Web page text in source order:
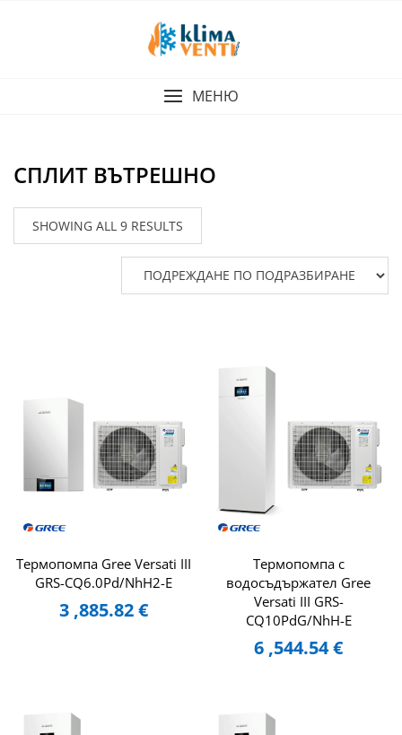
МЕНЮ
СПЛИТ ВЪТРЕШНО
SHOWING ALL 9 RESULTS
Tермопомпа Gree Versati III
GRS-CQ6.0Pd/NhH2-E
3 ,885.82€
Tермопомпа с
водосъдържател Gree
Versati III GRS-
CQ10PdG/NhH-E
6 ,544.54€